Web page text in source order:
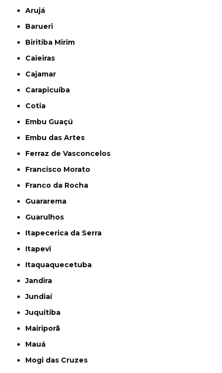
Arujá
Barueri
Biritiba Mirim
Caieiras
Cajamar
Carapicuíba
Cotia
Embu Guaçú
Embu das Artes
Ferraz de Vasconcelos
Francisco Morato
Franco da Rocha
Guararema
Guarulhos
Itapecerica da Serra
Itapevi
Itaquaquecetuba
Jandira
Jundiaí
Juquitiba
Mairiporã
Mauá
Mogi das Cruzes